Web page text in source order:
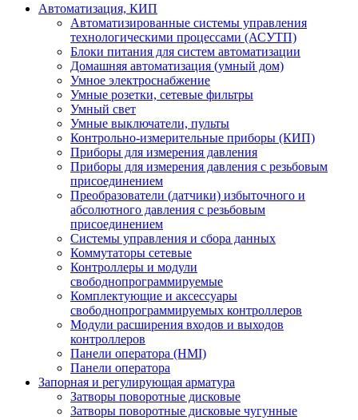
Автоматизация, КИП
Автоматизированные системы управления
технологическими процессами (АСУТП)
Блоки питания для систем автоматизации
Домашняя автоматизация (умный дом)
Умное электроснабжение
Умные розетки, сетевые фильтры
Умный свет
Умные выключатели, пульты
Контрольно-измерительные приборы (КИП)
Приборы для измерения давления
Приборы для измерения давления с резьбовым
присоединением
Преобразователи (датчики) избыточного и
абсолютного давления с резьбовым
присоединением
Системы управления и сбора данных
Коммутаторы сетевые
Контроллеры и модули
свободнопрограммируемые
Комплектующие и аксессуары
свободнопрограммируемых контроллеров
Модули расширения входов и выходов
контроллеров
Панели оператора (HMI)
Панели оператора
Запорная и регулирующая арматура
Затворы поворотные дисковые
Затворы поворотные дисковые чугунные